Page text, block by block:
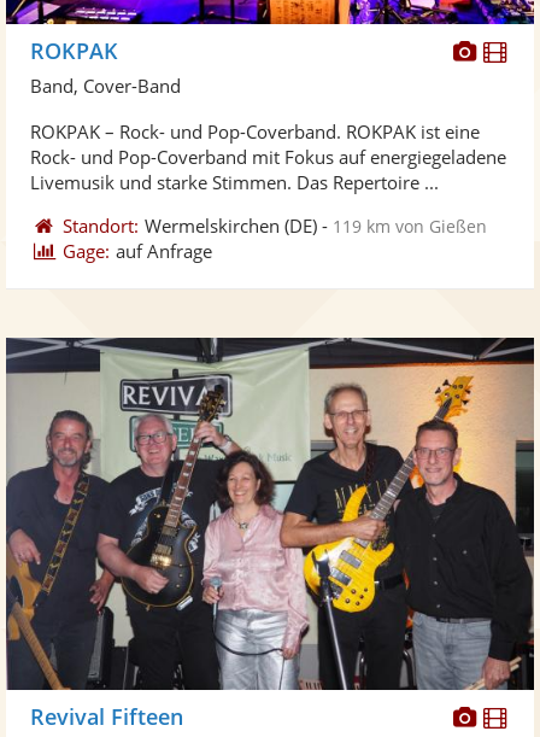
Fotos
ROKPAK
Band, Cover-Band
ROKPAK – Rock- und Pop-Coverband. ROKPAK ist eine
Rock- und Pop-Coverband mit Fokus auf energiegeladene
Livemusik und starke Stimmen. Das Repertoire ...
Standort: Wermelskirchen (DE) - 119 km von Gießen
Gage: auf Anfrage
Revival Fifteen